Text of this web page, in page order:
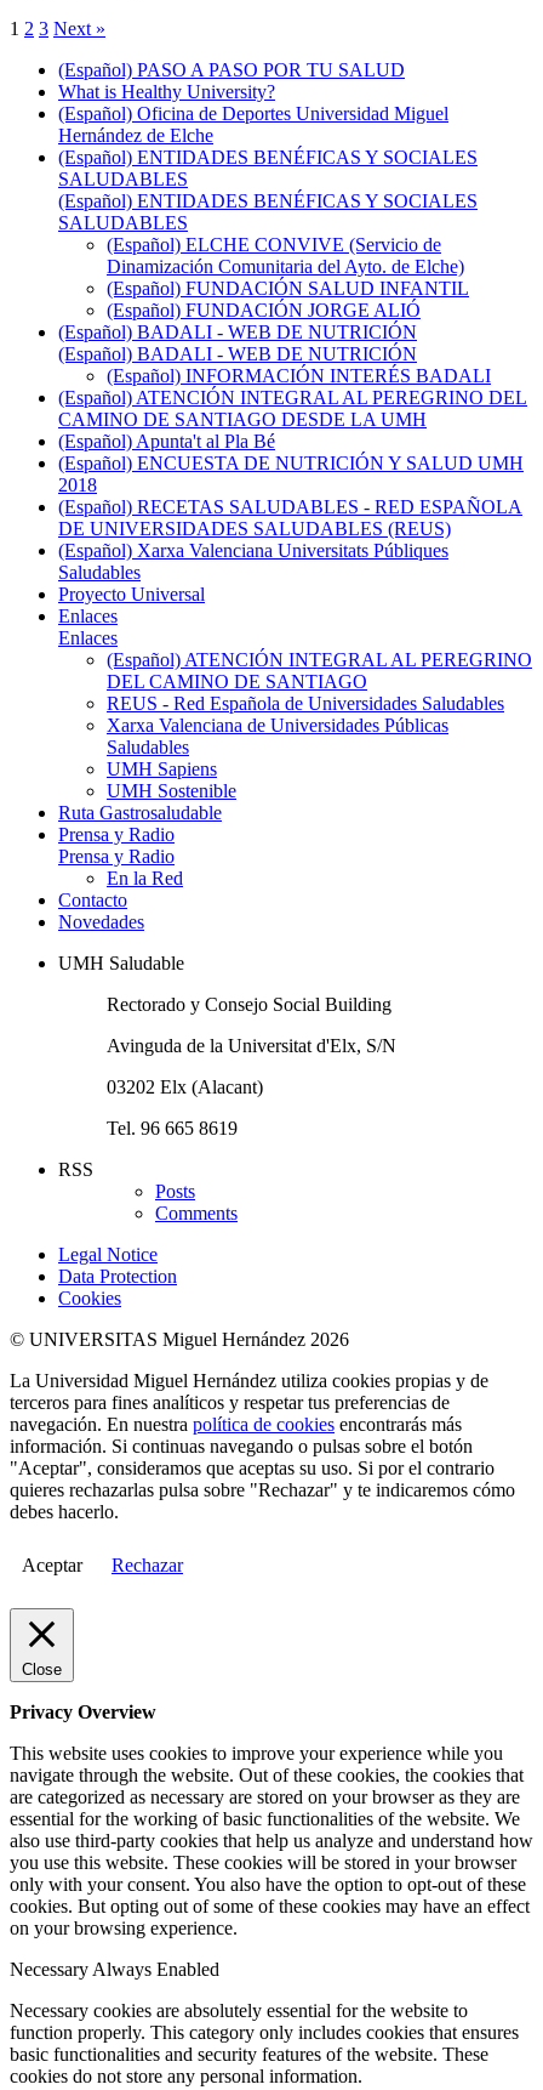
1 2 3 Next »
(Español) PASO A PASO POR TU SALUD
What is Healthy University?
(Español) Oficina de Deportes Universidad Miguel
Hernández de Elche
(Español) ENTIDADES BENÉFICAS Y SOCIALES
SALUDABLES
(Español) ENTIDADES BENÉFICAS Y SOCIALES
SALUDABLES
(Español) ELCHE CONVIVE (Servicio de
Dinamización Comunitaria del Ayto. de Elche)
(Español) FUNDACIÓN SALUD INFANTIL
(Español) FUNDACIÓN JORGE ALIÓ
(Español) BADALI - WEB DE NUTRICIÓN
(Español) BADALI - WEB DE NUTRICIÓN
(Español) INFORMACIÓN INTERÉS BADALI
(Español) ATENCIÓN INTEGRAL AL PEREGRINO DEL
CAMINO DE SANTIAGO DESDE LA UMH
(Español) Apunta't al Pla Bé
(Español) ENCUESTA DE NUTRICIÓN Y SALUD UMH
2018
(Español) RECETAS SALUDABLES - RED ESPAÑOLA
DE UNIVERSIDADES SALUDABLES (REUS)
(Español) Xarxa Valenciana Universitats Públiques
Saludables
Proyecto Universal
Enlaces
Enlaces
(Español) ATENCIÓN INTEGRAL AL PEREGRINO
DEL CAMINO DE SANTIAGO
REUS - Red Española de Universidades Saludables
Xarxa Valenciana de Universidades Públicas
Saludables
UMH Sapiens
UMH Sostenible
Ruta Gastrosaludable
Prensa y Radio
Prensa y Radio
En la Red
Contacto
Novedades
UMH Saludable
Rectorado y Consejo Social Building
Avinguda de la Universitat d'Elx, S/N
03202 Elx (Alacant)
Tel. 96 665 8619
RSS
Posts
Comments
Legal Notice
Data Protection
Cookies
© UNIVERSITAS Miguel Hernández 2026
La Universidad Miguel Hernández utiliza cookies propias y de
terceros para fines analíticos y respetar tus preferencias de
navegación. En nuestra política de cookies encontrarás más
información. Si continuas navegando o pulsas sobre el botón
"Aceptar", consideramos que aceptas su uso. Si por el contrario
quieres rechazarlas pulsa sobre "Rechazar" y te indicaremos cómo
debes hacerlo.
Aceptar Rechazar
Close
Privacy Overview
This website uses cookies to improve your experience while you
navigate through the website. Out of these cookies, the cookies that
are categorized as necessary are stored on your browser as they are
essential for the working of basic functionalities of the website. We
also use third-party cookies that help us analyze and understand how
you use this website. These cookies will be stored in your browser
only with your consent. You also have the option to opt-out of these
cookies. But opting out of some of these cookies may have an effect
on your browsing experience.
Necessary Always Enabled
Necessary cookies are absolutely essential for the website to
function properly. This category only includes cookies that ensures
basic functionalities and security features of the website. These
cookies do not store any personal information.